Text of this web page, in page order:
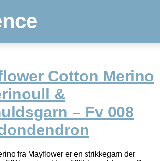
Cotton Merino
&
– Fv 008
fra Mayflower er en strikkegarn der